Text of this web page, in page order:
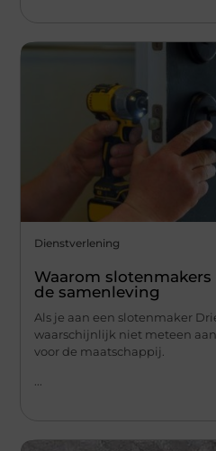
Dienstverlening
Waarom
de samenleving
Als je aan een slotenmaker
waarschijnlijk niet meteen
voor de maatschappij.